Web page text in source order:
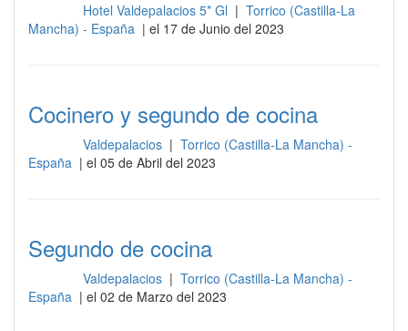
Hotel Valdepalacios 5* Gl | Torrico (Castilla-La
Mancha) - España | el 17 de Junio del 2023
Cocinero y segundo de cocina
Valdepalacios | Torrico (Castilla-La Mancha) -
España | el 05 de Abril del 2023
Segundo de cocina
Valdepalacios | Torrico (Castilla-La Mancha) -
España | el 02 de Marzo del 2023